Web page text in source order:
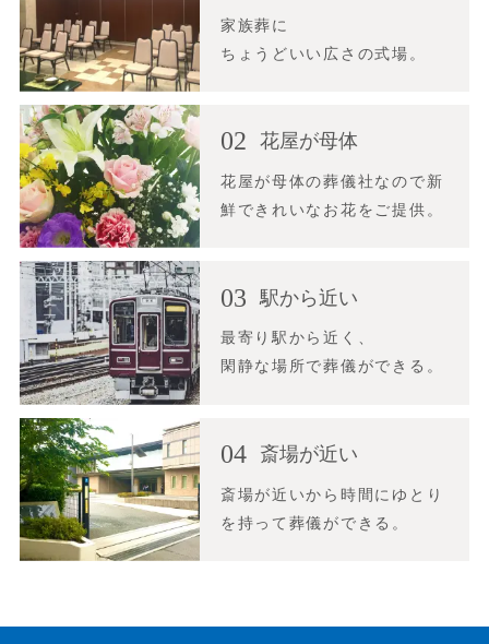
家族葬に
ちょうどいい広さの式場。
02 花屋が母体
花屋が母体の葬儀社なので新
鮮できれいなお花をご提供。
03 駅から近い
最寄り駅から近く、
閑静な場所で葬儀ができる。
04 斎場が近い
斎場が近いから時間にゆとり
を持って葬儀ができる。